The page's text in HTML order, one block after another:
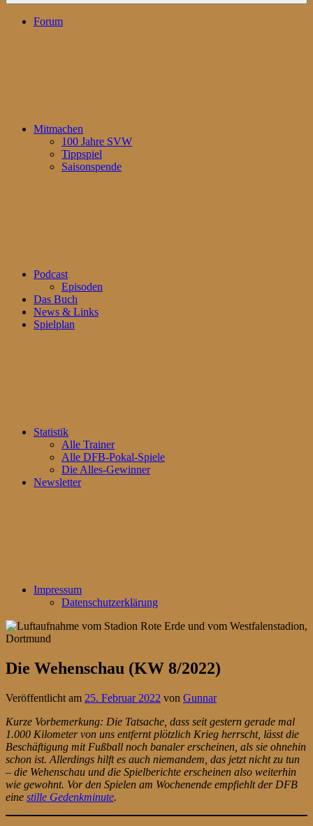
Forum
Mitmachen
100 Jahre SVW
Tippspiel
Saisonspende
Podcast
Episoden
Das Buch
News & Links
Spielplan
Statistik
Alle Trainer
Alle DFB-Pokal-Spiele
Die Alles-Gewinner
Newsletter
Impressum
Datenschutzerklärung
Die Wehenschau (KW 8/2022)
Veröffentlicht am 25. Februar 2022 von Gunnar
Kurze Vorbemerkung: Die Tatsache, dass seit gestern gerade mal
1.000 Kilometer von uns entfernt plötzlich Krieg herrscht, lässt die
Beschäftigung mit Fußball noch banaler erscheinen, als sie ohnehin
schon ist. Allerdings hilft es auch niemandem, das jetzt nicht zu tun
– die Wehenschau und die Spielberichte erscheinen also weiterhin
wie gewohnt. Vor den Spielen am Wochenende empfiehlt der DFB
eine stille Gedenkminute.